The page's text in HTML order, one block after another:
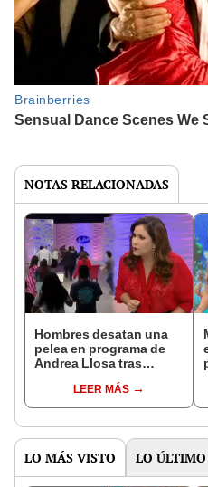
NOTAS RELACIONADAS
Hombres desatan una
pelea en programa de
Andrea Llosa tras
prueba de ADN
LEER MÁS
LO MÁS VISTO LO ÚLTIMO